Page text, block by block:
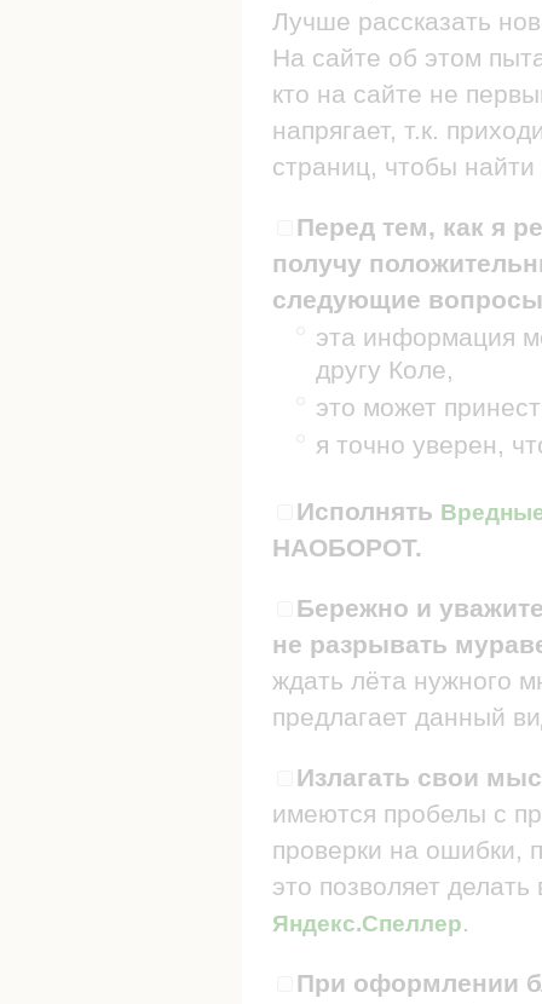
Лучше рассказать
На сайте об этом
кто на сайте не
напрягает, т.к.
страниц, чтобы
Перед тем, как я
получу
следующие
эта информация
другу Коле,
это может
я точно уверен,
Исполнять
НАОБОРОТ.
Бережно и
не разрывать
ждать лёта нужного
предлагает данный
Излагать свои
имеются пробелы с
проверки на ошибки,
это позволяет
Яндекс.Спеллер.
При оформлении